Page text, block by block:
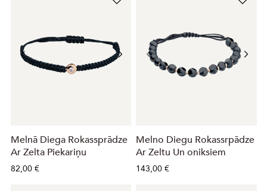
Melnā Diega Rokassprādze
Ar Zelta Piekariņu
82,00 €
Melno Diegu Rokassrpādze
Ar Zeltu Un oniksiem
143,00 €